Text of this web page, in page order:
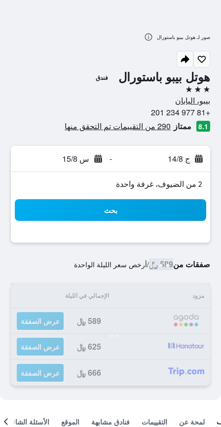
هوتل بيبو باستورال فندق
3 نجوم
بيبو، اليابان
+81 977 234 201
8.1 ممتاز 290 من التقييمات تم التحقق منها
ج 14/8 - س 15/8
2 من الضيوف، غرفة واحدة
بحث
صفقات من589 ﷼ /أرخص سعر الليلة الواحدة
مزود الإجمالي في الليلة
589 ﷼ عرض الصفقة
625 ﷼ عرض الصفقة
666 ﷼ عرض الصفقة
صور لـ هوتل بيبو باستورال
لمحة عن التقييمات فنادق مشابهة الموقع الأسئلة الشائعة